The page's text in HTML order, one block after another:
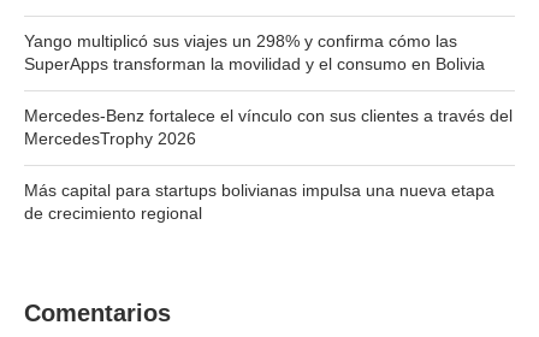
Yango multiplicó sus viajes un 298% y confirma cómo las
SuperApps transforman la movilidad y el consumo en Bolivia
Mercedes-Benz fortalece el vínculo con sus clientes a través del
MercedesTrophy 2026
Más capital para startups bolivianas impulsa una nueva etapa
de crecimiento regional
Comentarios